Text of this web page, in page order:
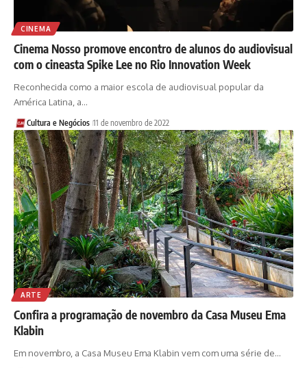
CINEMA
Cinema Nosso promove encontro de alunos do audiovisual
com o cineasta Spike Lee no Rio Innovation Week
Reconhecida como a maior escola de audiovisual popular da
América Latina, a…
Cultura e Negócios 11 de novembro de 2022
ARTE
Confira a programação de novembro da Casa Museu Ema
Klabin
Em novembro, a Casa Museu Ema Klabin vem com uma série de…